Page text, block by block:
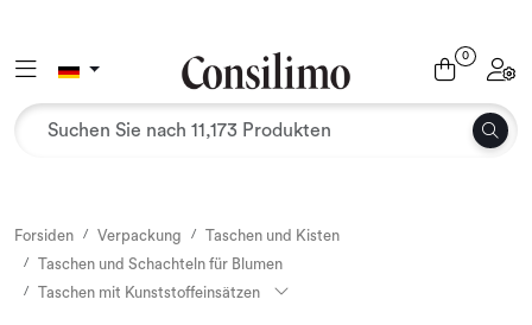
Toggle navigation
0
Forsiden Verpackung
Taschen und Kisten
Taschen und Schachteln für Blumen
Taschen mit Kunststoffeinsätzen
Außenbereich
Verpackung